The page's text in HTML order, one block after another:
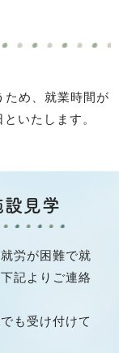
ため、就業時間が
いたします。
設見学
労が困難で就
記よりご連絡
も受け付けて